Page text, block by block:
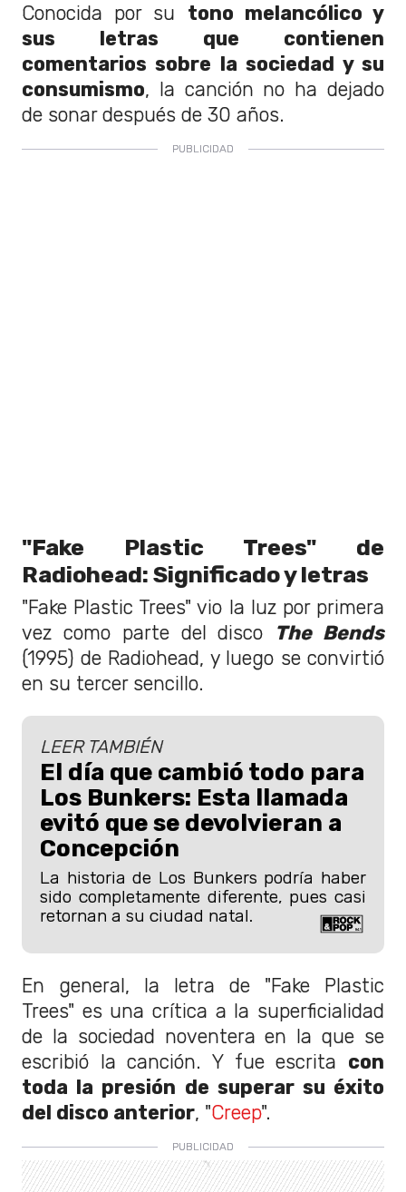
Conocida por su tono melancólico y
sus letras que contienen
comentarios sobre la sociedad y su
consumismo, la canción no ha dejado
de sonar después de 30 años.
"Fake Plastic Trees" de
Radiohead: Significado y letras
"Fake Plastic Trees" vio la luz por primera
vez como parte del disco
The Bends
(1995) de Radiohead, y luego se convirtió
en su tercer sencillo.
LEER TAMBIÉN
El día que cambió todo para
Los Bunkers: Esta llamada
evitó que se devolvieran a
Concepción
La historia de Los Bunkers podría haber
sido completamente diferente, pues casi
retornan a su ciudad natal.
En general, la letra de "Fake Plastic
Trees" es una crítica a la superficialidad
de la sociedad noventera en la que se
escribió la canción. Y fue escrita con
toda la presión de superar su éxito
del disco anterior, "Creep".